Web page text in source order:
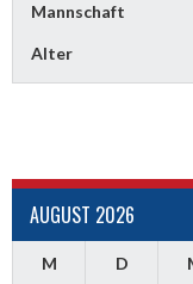
Mannschaft
Alter
AUGUST 2026
M D